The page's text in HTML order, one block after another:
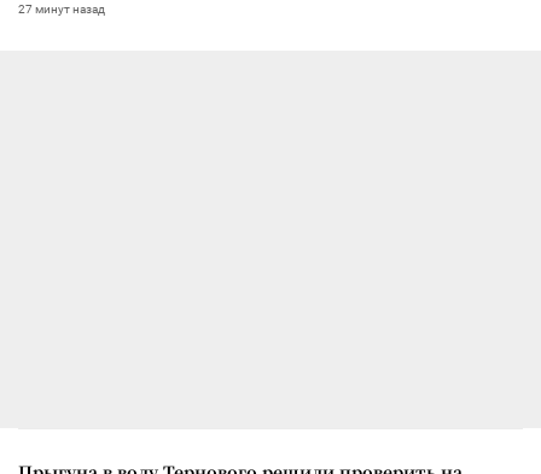
27 минут назад